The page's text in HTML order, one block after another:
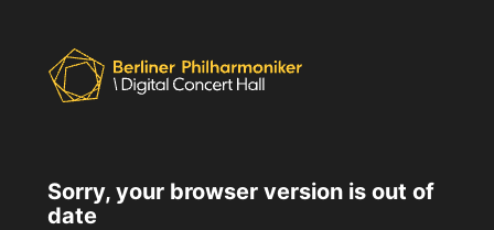
Sorry, your browser version is out of
date